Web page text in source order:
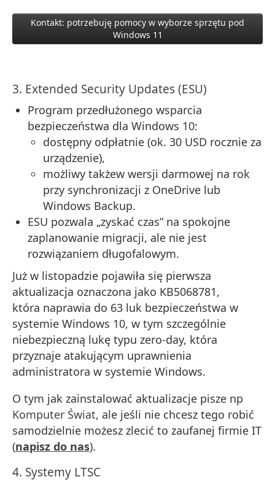
Kontakt: potrzebuję pomocy w wyborze sprzętu pod
Windows 11
3. Extended Security Updates (ESU)
Program przedłużonego wsparcia
bezpieczeństwa dla Windows 10:
dostępny odpłatnie (ok. 30 USD rocznie za
urządzenie),
możliwy takżew wersji darmowej na rok
przy synchronizacji z OneDrive lub
Windows Backup.
ESU pozwala „zyskać czas” na spokojne
zaplanowanie migracji, ale nie jest
rozwiązaniem długofalowym.
Już w listopadzie pojawiła się pierwsza
aktualizacja oznaczona jako KB5068781,
która naprawia do 63 luk bezpieczeństwa w
systemie Windows 10, w tym szczególnie
niebezpieczną lukę typu zero-day, która
przyznaje atakującym uprawnienia
administratora w systemie Windows.
O tym jak zainstalować aktualizacje pisze np
Komputer Świat, ale jeśli nie chcesz tego robić
samodzielnie możesz zlecić to zaufanej firmie IT
(napisz do nas).
4. Systemy LTSC